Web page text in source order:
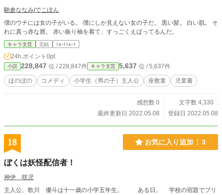
馳倉ななみ/でこぽん
僕のウチには女の子がいる。 僕にしか見えない女の子だ。 黒い髪。 白い肌。 そ
れに真っ赤な唇。 赤い振り袖を着て、すっごくえばってるんだ。
キャラ文芸 完結 ｼｮｰﾄｼｮｰﾄ
24h.ポイント 0pt
小説 228,847 位 / 228,847件 キャラ文芸 5,637 位 / 5,637件
ほのぼの コメディ 小学生（男の子）主人公 座敷童 児童書
感想数 0
文字数 4,330
最終更新日 2022.05.08
登録日 2022.05.08
18 お気に入り追加 3
ぼくは妖怪配信者！
神伊 咲児
主人公、歌川 優斗は十一歳の小学五年生。 ある日。 学校の宿題でプリ